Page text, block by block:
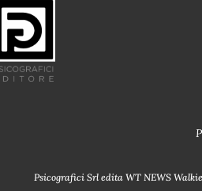
Psicografici Srl edita WT NEWS